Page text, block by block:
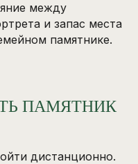
между
и запас места
памятнике.
ПАМЯТНИК
дистанционно.